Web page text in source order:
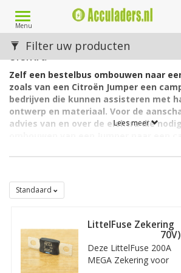
Toggle
navigation
Menu
Citroën Jumper ombouwen naar
elektra
Zelf een bestelbus ombouwen naar
zoals van een Citroën Jumper een
bedrijven die kunnen assisteren met
ontwerp en materiaal. Voor de
advies van en over de elektra die
componenten vindt u verderop deze
zelf, naar een buscamper vanuit een
aanbieden. Een voorbeeld zijn de kant-en-
inclusief handleiding van de Vantast, voor
bestelwagens.
Lees meer
Filter uw producten
Standaard
LittelFuse Zekering
200A MEGA (tot 70V)
Deze LittelFuse 200A
MEGA Zekering voor